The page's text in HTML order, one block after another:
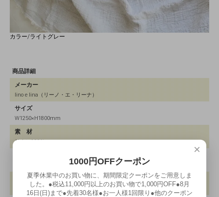
カラー/ライトグレー
商品詳細
メーカー
lino e lina（リーノ・エ・リーナ）
サイズ
W1250×H1800mm
素 材
リネン100％
備 考
ウォッシュド加工
×
1000円OFFクーポン
夏季休業中のお買い物に、期間限定クーポンをご用意しま
した。●税込11,000円以上のお買い物で1,000円OFF●8月
16日(日)まで●先着30名様●お一人様1回限り●他のクーポン